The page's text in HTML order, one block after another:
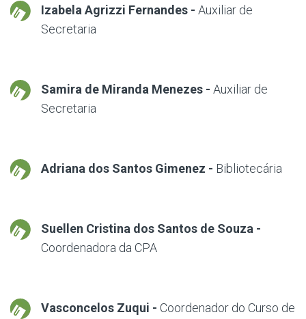
Izabela Agrizzi Fernandes - Auxiliar de
Secretaria
Samira de Miranda Menezes - Auxiliar de
Secretaria
Adriana dos Santos Gimenez - Bibliotecária
Suellen Cristina dos Santos de Souza -
Coordenadora da CPA
Vasconcelos Zuqui - Coordenador do Curso de